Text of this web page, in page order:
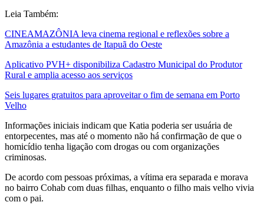
Leia Também:
CINEAMAZÔNIA leva cinema regional e reflexões sobre a
Amazônia a estudantes de Itapuã do Oeste
Aplicativo PVH+ disponibiliza Cadastro Municipal do Produtor
Rural e amplia acesso aos serviços
Seis lugares gratuitos para aproveitar o fim de semana em Porto
Velho
Informações iniciais indicam que Katia poderia ser usuária de
entorpecentes, mas até o momento não há confirmação de que o
homicídio tenha ligação com drogas ou com organizações
criminosas.
De acordo com pessoas próximas, a vítima era separada e morava
no bairro Cohab com duas filhas, enquanto o filho mais velho vivia
com o pai.